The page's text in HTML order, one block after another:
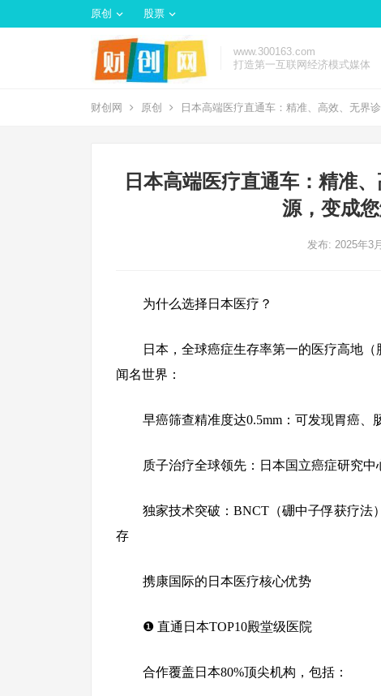
原创 股票
www.300163.com
打造第一互联网经济模式媒体
财创网 原创 日本高端医疗直通车：精准、高效、无
日本高端医疗直通车：精准
源，变成
发布: 2025年3
为什么选择日本医疗？
日本，全球癌症生存率第一的医疗高地
闻名世界：
早癌筛查精准度达0.5mm：可发现胃癌、
质子治疗全球领先：日本国立癌症研究
独家技术突破：BNCT（硼中子俘获疗法
存
携康国际的日本医疗核心优势
❶ 直通日本TOP10殿堂级医院
合作覆盖日本80%顶尖机构，包括：